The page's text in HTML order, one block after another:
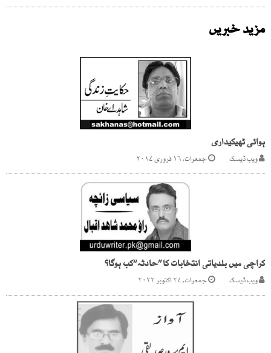
مزید خبریں
ہوائی ٹھیکیداری
ویب ڈیسک جمعرات, ۱۶ فروری ۲۰۱۷
کراچی میں بلدیاتی انتخابات کا ’’حادثہ ‘‘کب ہوگا؟
ویب ڈیسک جمعرات, ۲۷ اکتوبر ۲۰۲۲